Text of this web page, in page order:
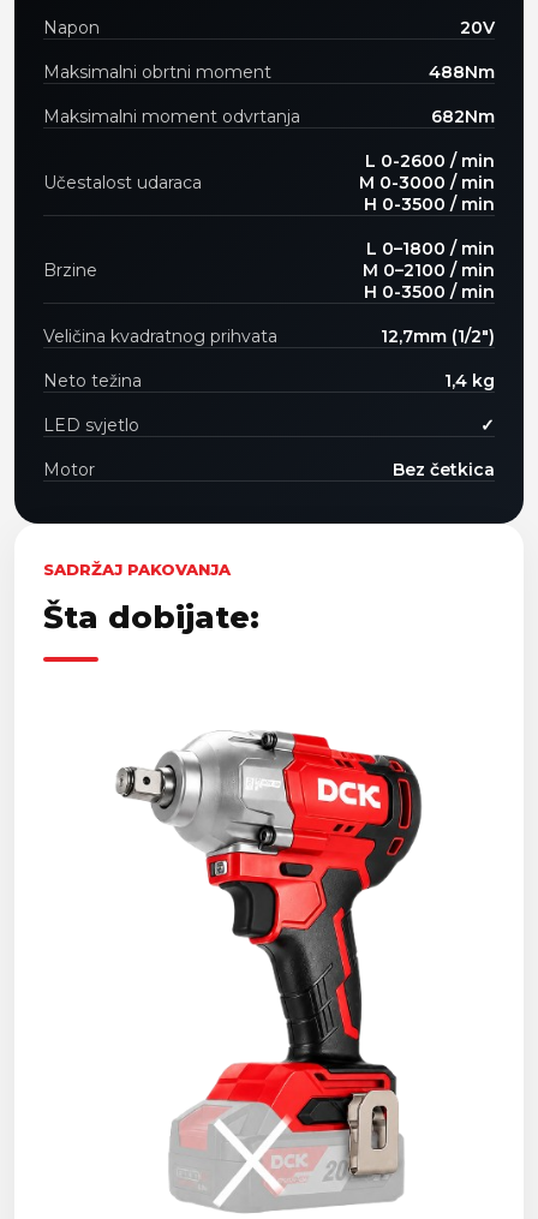
Napon 20V
Maksimalni obrtni moment 488Nm
Maksimalni moment odvrtanja 682Nm
Učestalost udaraca
L 0-2600 / min
M 0-3000 / min
H 0-3500 / min
Brzine
L 0–1800 / min
M 0–2100 / min
H 0-3500 / min
Veličina kvadratnog prihvata 12,7mm (1/2")
Neto težina 1,4 kg
LED svjetlo ✓
Motor Bez četkica
SADRŽAJ PAKOVANJA
Šta dobijate: